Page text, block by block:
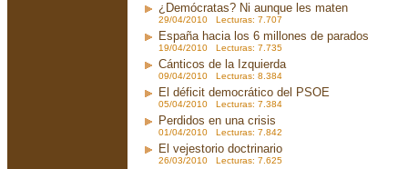
¿Demócratas? Ni aunque les maten
29/04/2010 Lecturas: 7.707
España hacia los 6 millones de parados
19/04/2010 Lecturas: 7.735
Cánticos de la Izquierda
09/04/2010 Lecturas: 8.384
El déficit democrático del PSOE
05/04/2010 Lecturas: 7.384
Perdidos en una crisis
01/04/2010 Lecturas: 7.842
El vejestorio doctrinario
26/03/2010 Lecturas: 7.625